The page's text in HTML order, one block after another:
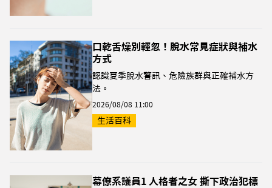
口乾舌燥別輕忽！脫水常見症狀與補水
方式
認識夏季脫水警訊、危險族群與正確補水方
法。
2026/08/08 11:00
生活百科
幕僚系議員1 人格者之女 撕下政治犯標